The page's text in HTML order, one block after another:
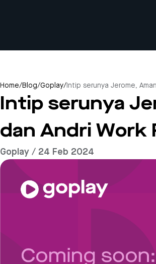
Home/Blog/Goplay/ Intip serunya Jerome,
Intip serunya
dan Andri Work
Goplay / 24 Feb 2024